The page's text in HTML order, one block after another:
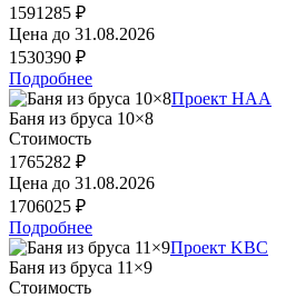
1591285 ₽
Цена до 31.08.2026
1530390 ₽
Подробнее
Проект HAA
Баня из бруса 10×8
Стоимость
1765282 ₽
Цена до 31.08.2026
1706025 ₽
Подробнее
Проект KBC
Баня из бруса 11×9
Стоимость